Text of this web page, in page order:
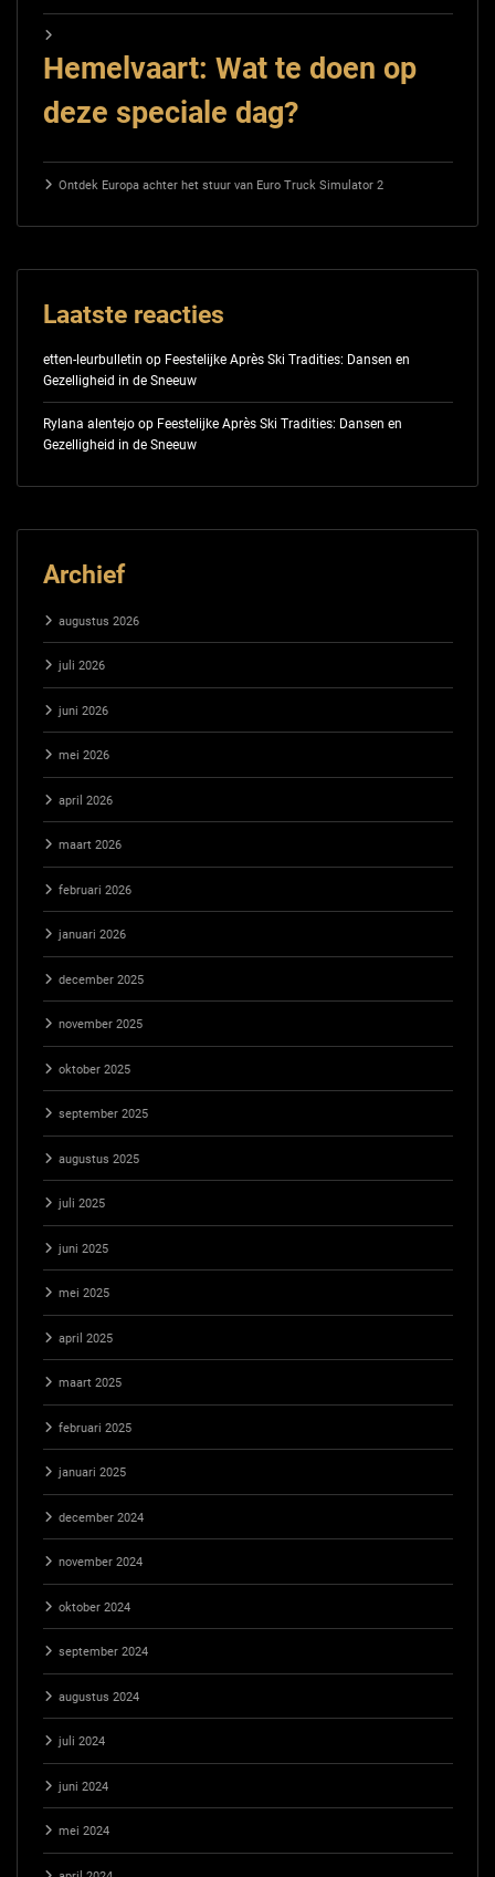
Hemelvaart: Wat te doen op
deze speciale dag?
Ontdek Europa achter het stuur van Euro Truck Simulator 2
Laatste reacties
etten-leurbulletin op Feestelijke Après Ski Tradities: Dansen en
Gezelligheid in de Sneeuw
Rylana alentejoop Feestelijke Après Ski Tradities: Dansen en
Gezelligheid in de Sneeuw
Archief
augustus 2026
juli 2026
juni 2026
mei 2026
april 2026
maart 2026
februari 2026
januari 2026
december 2025
november 2025
oktober 2025
september 2025
augustus 2025
juli 2025
juni 2025
mei 2025
april 2025
maart 2025
februari 2025
januari 2025
december 2024
november 2024
oktober 2024
september 2024
augustus 2024
juli 2024
juni 2024
mei 2024